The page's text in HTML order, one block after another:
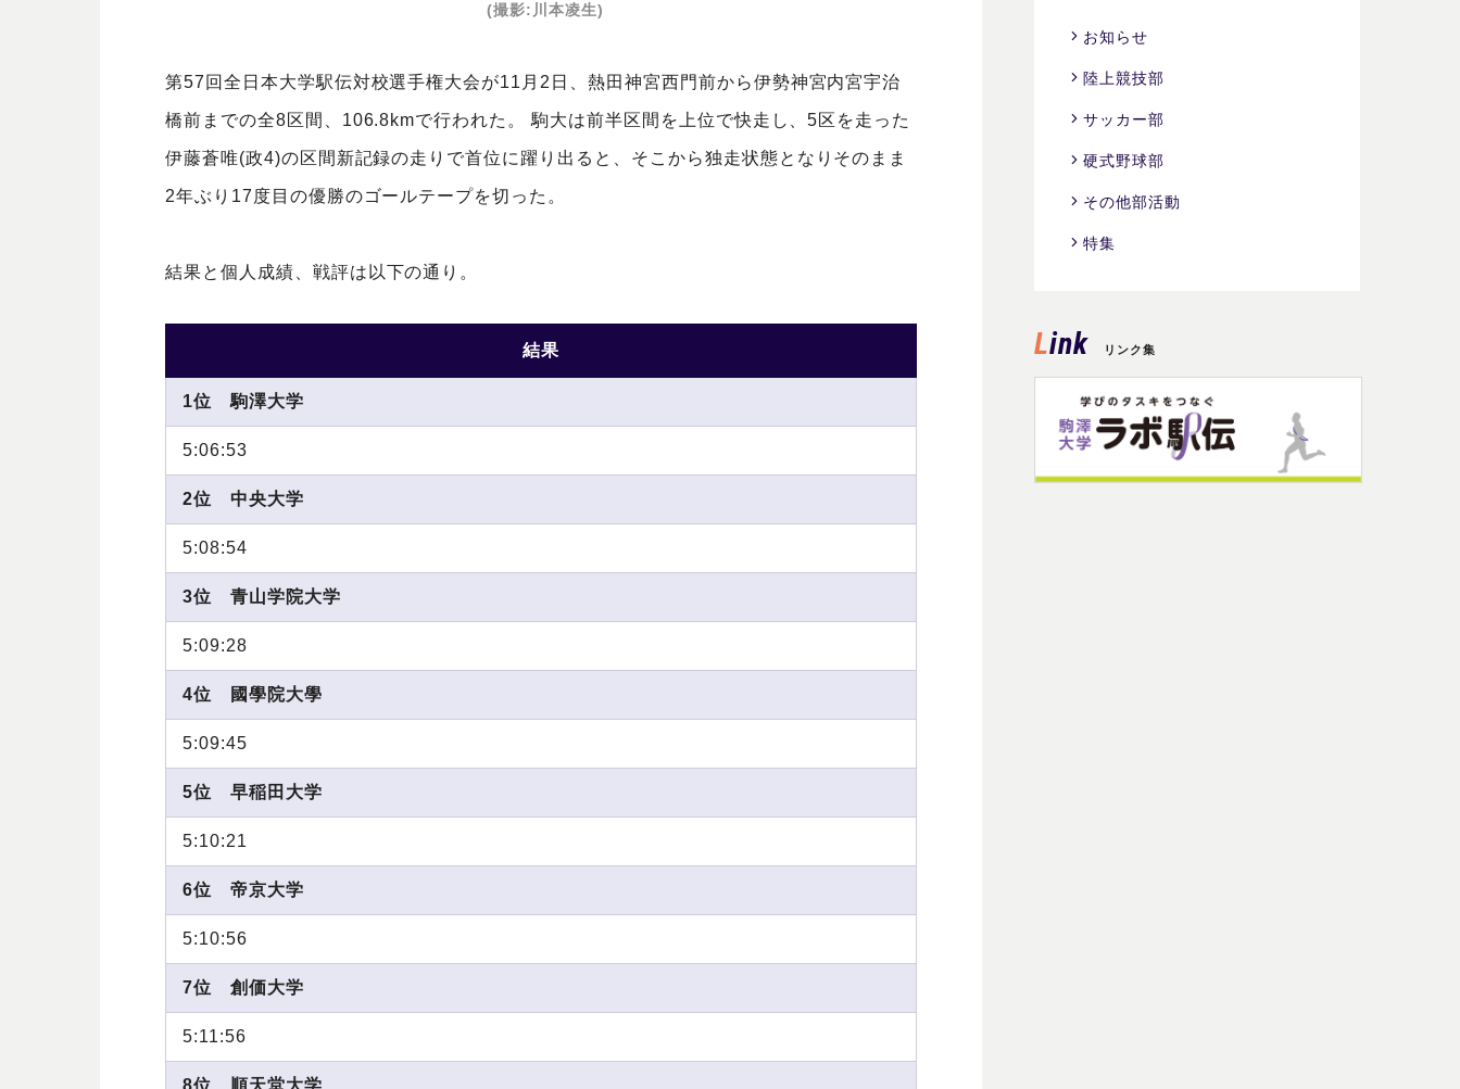
(撮影:川本凌生)
第57回全日本大学駅伝対校選手権大会が11月2日、熱田神宮西門前から伊勢神宮内宮宇治
橋前までの全8区間、106.8kmで行われた。 駒大は前半区間を上位で快走し、5区を走った
伊藤蒼唯(政4)の区間新記録の走りで首位に躍り出ると、そこから独走状態となりそのまま
2年ぶり17度目の優勝のゴールテープを切った。
結果と個人成績、戦評は以下の通り。
結果
1位 駒澤大学
5:06:53
2位 中央大学
5:08:54
3位 青山学院大学
5:09:28
4位 國學院大學
5:09:45
5位 早稲田大学
5:10:21
6位 帝京大学
5:10:56
7位 創価大学
5:11:56
8位 順天堂大学
お知らせ
陸上競技部
サッカー部
硬式野球部
その他部活動
特集
Link リンク集